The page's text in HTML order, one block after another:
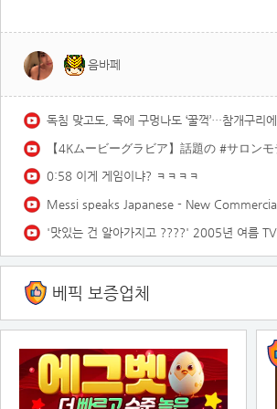
음바페
0:58 이게 게임이냐? ㅋㅋㅋㅋ
Messi speaks Japanese - New Commercial
베픽 보증업체